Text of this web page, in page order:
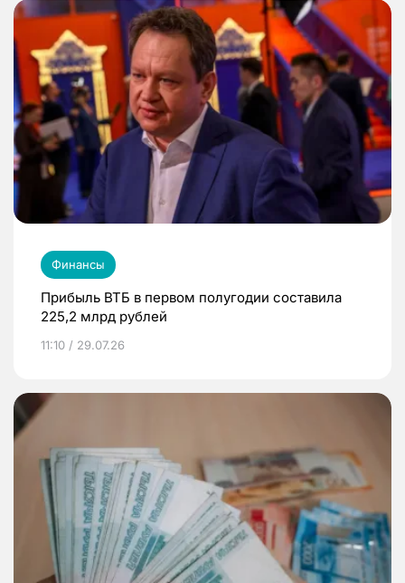
Финансы
Прибыль ВТБ в первом полугодии составила
225,2 млрд рублей
11:10 / 29.07.26